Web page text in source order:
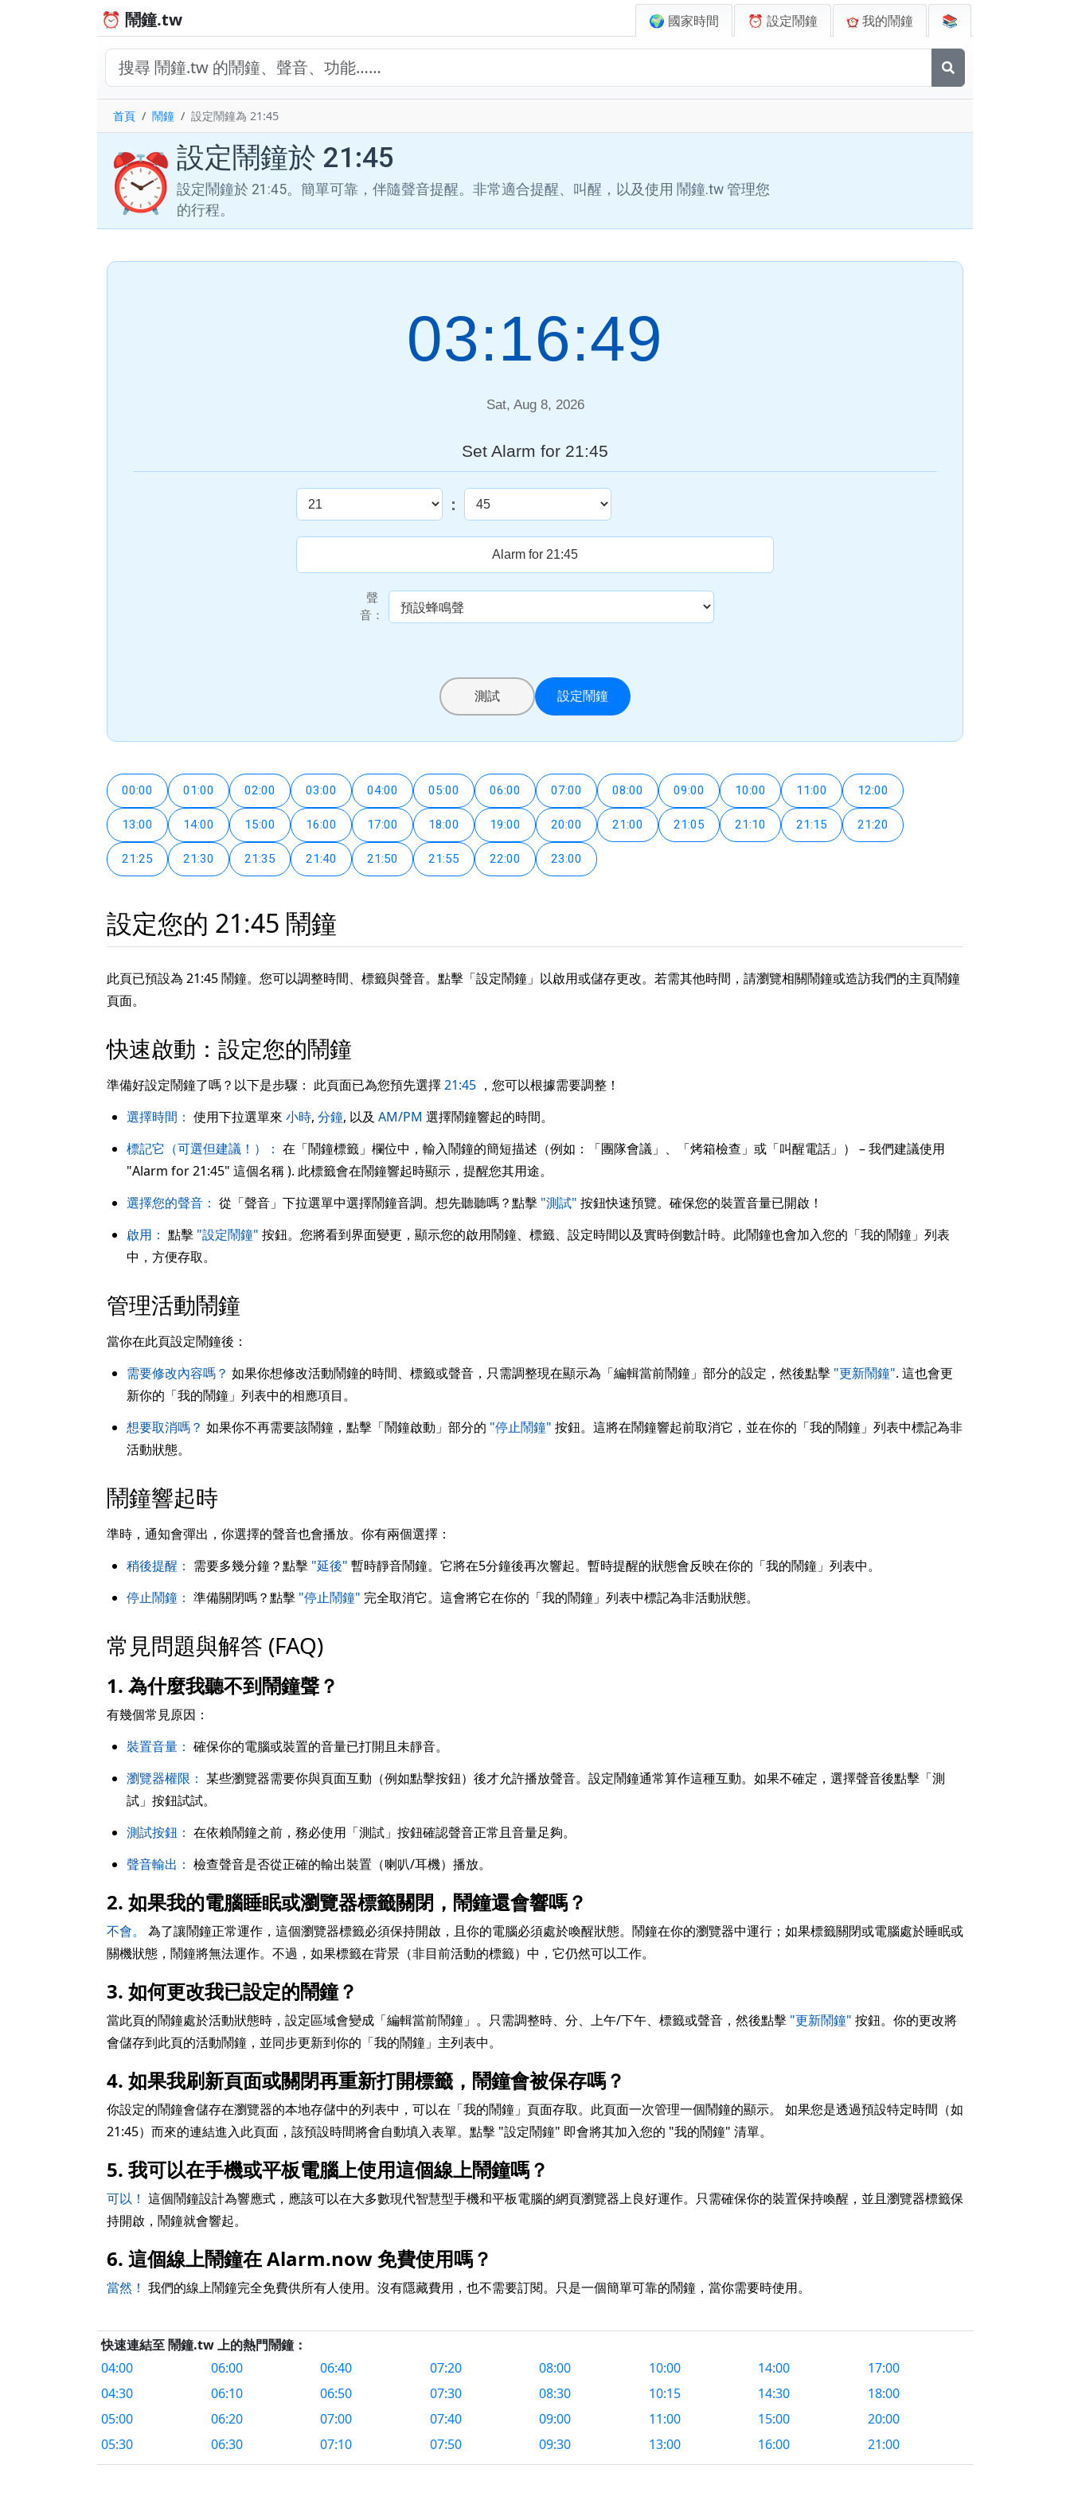
⏰ 鬧鐘.tw 🌍 國家時間 ⏰ 設定鬧鐘 我的鬧鐘 📚
首頁 鬧鐘 設定鬧鐘為 21:45
⏰ 設定鬧鐘於 21:45
設定鬧鐘於 21:45。簡單可靠，伴隨聲音提醒。非常適合提醒、叫醒，以及使用 鬧鐘.tw 管理您
的行程。
03:16:50
Sat, Aug 8, 2026
Set Alarm for 21:45
:
聲
音：
測試 設定鬧鐘
00:00 01:00 02:00 03:00 04:00 05:00 06:00 07:00 08:00 09:00 10:00 11:00 12:00
13:00 14:00 15:00 16:00 17:00 18:00 19:00 20:00 21:00 21:05 21:10 21:15 21:20
21:25 21:30 21:35 21:40 21:50 21:55 22:00 23:00
設定您的 21:45 鬧鐘
此頁已預設為 21:45 鬧鐘。您可以調整時間、標籤與聲音。點擊「設定鬧鐘」以啟用或儲存更改。若需其他時間，請瀏覽相關鬧鐘或造訪我們的主頁鬧鐘
頁面。
快速啟動：設定您的鬧鐘
準備好設定鬧鐘了嗎？以下是步驟： 此頁面已為您預先選擇21:45 ，您可以根據需要調整！
選擇時間： 使用下拉選單來 小時, 分鐘, 以及 AM/PM 選擇鬧鐘響起的時間。
標記它（可選但建議！）： 在「鬧鐘標籤」欄位中，輸入鬧鐘的簡短描述（例如：「團隊會議」、「烤箱檢查」或「叫醒電話」） – 我們建議使用
"Alarm for 21:45" 這個名稱 ). 此標籤會在鬧鐘響起時顯示，提醒您其用途。
選擇您的聲音： 從「聲音」下拉選單中選擇鬧鐘音調。想先聽聽嗎？點擊 "測試" 按鈕快速預覽。確保您的裝置音量已開啟！
啟用： 點擊 "設定鬧鐘" 按鈕。您將看到界面變更，顯示您的啟用鬧鐘、標籤、設定時間以及實時倒數計時。此鬧鐘也會加入您的「我的鬧鐘」列表
中，方便存取。
管理活動鬧鐘
當你在此頁設定鬧鐘後：
需要修改內容嗎？ 如果你想修改活動鬧鐘的時間、標籤或聲音，只需調整現在顯示為「編輯當前鬧鐘」部分的設定，然後點擊 "更新鬧鐘". 這也會更
新你的「我的鬧鐘」列表中的相應項目。
想要取消嗎？ 如果你不再需要該鬧鐘，點擊「鬧鐘啟動」部分的 "停止鬧鐘" 按鈕。這將在鬧鐘響起前取消它，並在你的「我的鬧鐘」列表中標記為非
活動狀態。
鬧鐘響起時
準時，通知會彈出，你選擇的聲音也會播放。你有兩個選擇：
稍後提醒： 需要多幾分鐘？點擊 "延後" 暫時靜音鬧鐘。它將在5分鐘後再次響起。暫時提醒的狀態會反映在你的「我的鬧鐘」列表中。
停止鬧鐘： 準備關閉嗎？點擊 "停止鬧鐘" 完全取消它。這會將它在你的「我的鬧鐘」列表中標記為非活動狀態。
常見問題與解答 (FAQ)
1. 為什麼我聽不到鬧鐘聲？
有幾個常見原因：
裝置音量： 確保你的電腦或裝置的音量已打開且未靜音。
瀏覽器權限： 某些瀏覽器需要你與頁面互動（例如點擊按鈕）後才允許播放聲音。設定鬧鐘通常算作這種互動。如果不確定，選擇聲音後點擊「測
試」按鈕試試。
測試按鈕： 在依賴鬧鐘之前，務必使用「測試」按鈕確認聲音正常且音量足夠。
聲音輸出： 檢查聲音是否從正確的輸出裝置（喇叭/耳機）播放。
2. 如果我的電腦睡眠或瀏覽器標籤關閉，鬧鐘還會響嗎？
不會。
為了讓鬧鐘正常運作，這個瀏覽器標籤必須保持開啟，且你的電腦必須處於喚醒狀態。鬧鐘在你的瀏覽器中運行；如果標籤關閉或電腦處於睡眠或
關機狀態，鬧鐘將無法運作。不過，如果標籤在背景（非目前活動的標籤）中，它仍然可以工作。
3. 如何更改我已設定的鬧鐘？
當此頁的鬧鐘處於活動狀態時，設定區域會變成「編輯當前鬧鐘」。只需調整時、分、上午/下午、標籤或聲音，然後點擊 "更新鬧鐘" 按鈕。你的更改將
會儲存到此頁的活動鬧鐘，並同步更新到你的「我的鬧鐘」主列表中。
4. 如果我刷新頁面或關閉再重新打開標籤，鬧鐘會被保存嗎？
你設定的鬧鐘會儲存在瀏覽器的本地存儲中的列表中，可以在「我的鬧鐘」頁面存取。此頁面一次管理一個鬧鐘的顯示。 如果您是透過預設特定時間（如
21:45）而來的連結進入此頁面，該預設時間將會自動填入表單。點擊 "設定鬧鐘" 即會將其加入您的 "我的鬧鐘" 清單。
5. 我可以在手機或平板電腦上使用這個線上鬧鐘嗎？
可以！ 這個鬧鐘設計為響應式，應該可以在大多數現代智慧型手機和平板電腦的網頁瀏覽器上良好運作。只需確保你的裝置保持喚醒，並且瀏覽器標籤保
持開啟，鬧鐘就會響起。
6. 這個線上鬧鐘在 Alarm.now 免費使用嗎？
當然！ 我們的線上鬧鐘完全免費供所有人使用。沒有隱藏費用，也不需要訂閱。只是一個簡單可靠的鬧鐘，當你需要時使用。
快速連結至 鬧鐘.tw 上的熱門鬧鐘：
04:00
04:30
05:00
05:30
06:00
06:10
06:20
06:30
06:40
06:50
07:00
07:10
07:20
07:30
07:40
07:50
08:00
08:30
09:00
09:30
10:00
10:15
11:00
13:00
14:00
14:30
15:00
16:00
17:00
18:00
20:00
21:00